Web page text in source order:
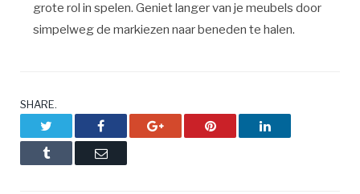
grote rol in spelen. Geniet langer van je meubels door
simpelweg de markiezen naar beneden te halen.
SHARE.
Facebook Google+ Pinterest LinkedIn
Tumblr Email